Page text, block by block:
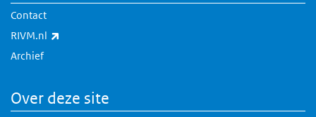
Contact
RIVM.nl
Archief
Over deze site